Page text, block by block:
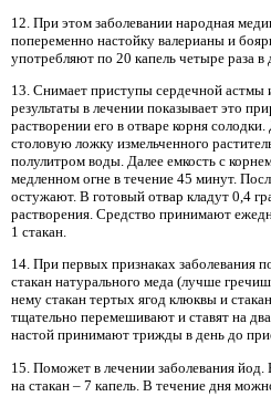
12. При этом заболевании народная
попеременно настойку валерианы и
употребляют по 20 капель четыре раза в
13. Снимает приступы сердечной
результаты в лечении показывает это
растворении его в отваре корня
столовую ложку измельченного
полулитром воды. Далее емкость с
медленном огне в течение 45 минут.
остужают. В готовый отвар кладут 0,4
растворения. Средство принимают
1 стакан.
14. При первых признаках заболевания
стакан натурального меда (лучше
нему стакан тертых ягод клюквы и
тщательно перемешивают и ставят на
настой принимают трижды в день до
15. Поможет в лечении заболевания йод.
на стакан – 7 капель. В течение дня